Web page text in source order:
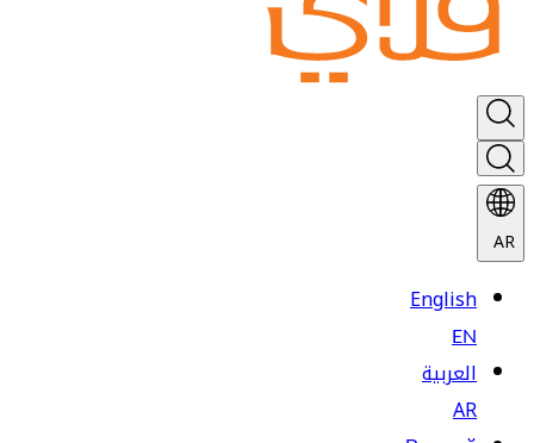
AR
English
EN
العربية
AR